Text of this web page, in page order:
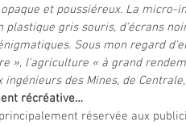
et poussiéreux. La
plastique gris souris, d'écrans
Sous mon regard
», l'agriculture « à grand
des Mines, de
récréative…
réservée aux